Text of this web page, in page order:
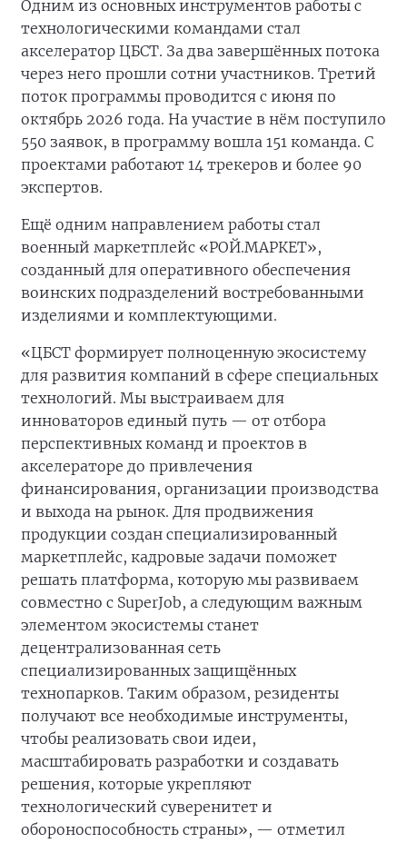
Одним из основных инструментов работы с
технологическими командами стал
акселератор ЦБСТ. За два завершённых потока
через него прошли сотни участников. Третий
поток программы проводится с июня по
октябрь 2026 года. На участие в нём поступило
550 заявок, в программу вошла 151 команда. С
проектами работают 14 трекеров и более 90
экспертов.
Ещё одним направлением работы стал
военный маркетплейс «РОЙ.МАРКЕТ»,
созданный для оперативного обеспечения
воинских подразделений востребованными
изделиями и комплектующими.
«ЦБСТ формирует полноценную экосистему
для развития компаний в сфере специальных
технологий. Мы выстраиваем для
инноваторов единый путь — от отбора
перспективных команд и проектов в
акселераторе до привлечения
финансирования, организации производства
и выхода на рынок. Для продвижения
продукции создан специализированный
маркетплейс, кадровые задачи поможет
решать платформа, которую мы развиваем
совместно с SuperJob, а следующим важным
элементом экосистемы станет
децентрализованная сеть
специализированных защищённых
технопарков. Таким образом, резиденты
получают все необходимые инструменты,
чтобы реализовать свои идеи,
масштабировать разработки и создавать
решения, которые укрепляют
технологический суверенитет и
обороноспособность страны», — отметил